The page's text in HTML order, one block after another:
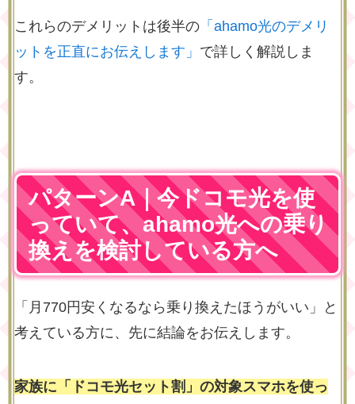
これらのデメリットは後半の「ahamo光のデメリ
ットを正直にお伝えします」 で詳しく解説しま
す。
パターンA｜今ドコモ光を使
っていて、ahamo光への乗り
換えを検討している方へ
「月770円安くなるなら乗り換えたほうがいい」と
考えている方に、先に結論をお伝えします。
家族に「ドコモ光セット割」の対象スマホを使っ